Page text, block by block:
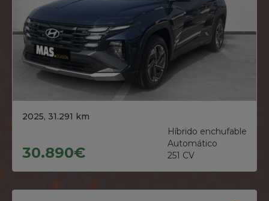
2025, 31.291 km
30.890€
Híbrido enchufable
Automático
251 CV